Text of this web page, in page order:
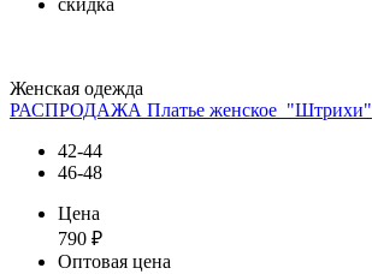
скидка
Женская одежда
РАСПРОДАЖА Платье женское_"Штрихи"
42-44
46-48
Цена
790 ₽
Оптовая цена